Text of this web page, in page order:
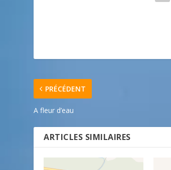
PRÉCÉDENT
A fleur d’eau
ARTICLES SIMILAIRES